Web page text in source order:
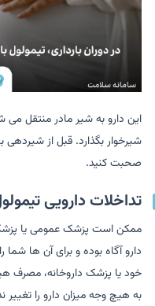
این دارو به شیر مادر منتقل می
شیرخوار بگذارد. قبل از
صحبت کنید.
تداخلات دارویی
ممکن است پزشک عمومی یا پزشک
دارو آگاه بوده و برای آن ها
خود یا پزشک داروخانه، مصرف
به هیچ وجه میزان دارو را تغییر